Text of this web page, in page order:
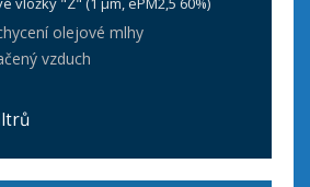
olejové mlhy
vzduch